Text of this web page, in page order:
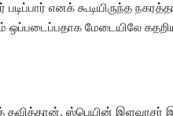
எனக் கூடியிருந்த
ஒப்படைப்பதாக மேடையிலே
தவித்தான். ஸ்பெயின்